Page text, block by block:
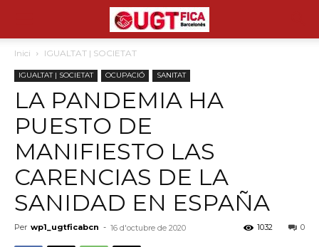
Inici IGUALTAT | SOCIETAT
IGUALTAT | SOCIETAT OCUPACIÓ SANITAT
LA PANDEMIA HA
PUESTO DE
MANIFIESTO LAS
CARENCIAS DE LA
SANIDAD EN ESPAÑA
Per wp1_ugtficabcn - 16 d'octubre de 2020 0
1032